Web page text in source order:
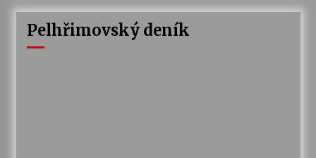
Pelhřimovský deník